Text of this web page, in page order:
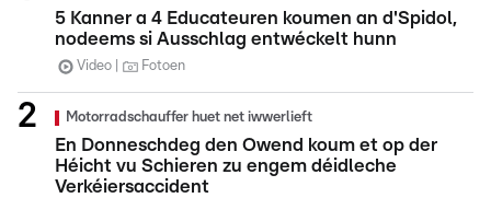
5 Kanner a 4 Educateuren koumen an d'Spidol,
nodeems si Ausschlag entwéckelt hunn
Video Fotoen
Motorradschauffer huet net iwwerlieft
En Donneschdeg den Owend koum et op der
Héicht vu Schieren zu engem déidleche
Verkéiersaccident